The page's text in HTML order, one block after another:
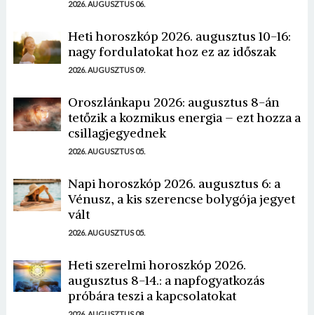
2026. AUGUSZTUS 06.
Heti horoszkóp 2026. augusztus 10-16:
nagy fordulatokat hoz ez az időszak
2026. AUGUSZTUS 09.
Oroszlánkapu 2026: augusztus 8-án
tetőzik a kozmikus energia – ezt hozza a
csillagjegyednek
2026. AUGUSZTUS 05.
Napi horoszkóp 2026. augusztus 6: a
Vénusz, a kis szerencse bolygója jegyet
vált
2026. AUGUSZTUS 05.
Heti szerelmi horoszkóp 2026.
augusztus 8-14.: a napfogyatkozás
próbára teszi a kapcsolatokat